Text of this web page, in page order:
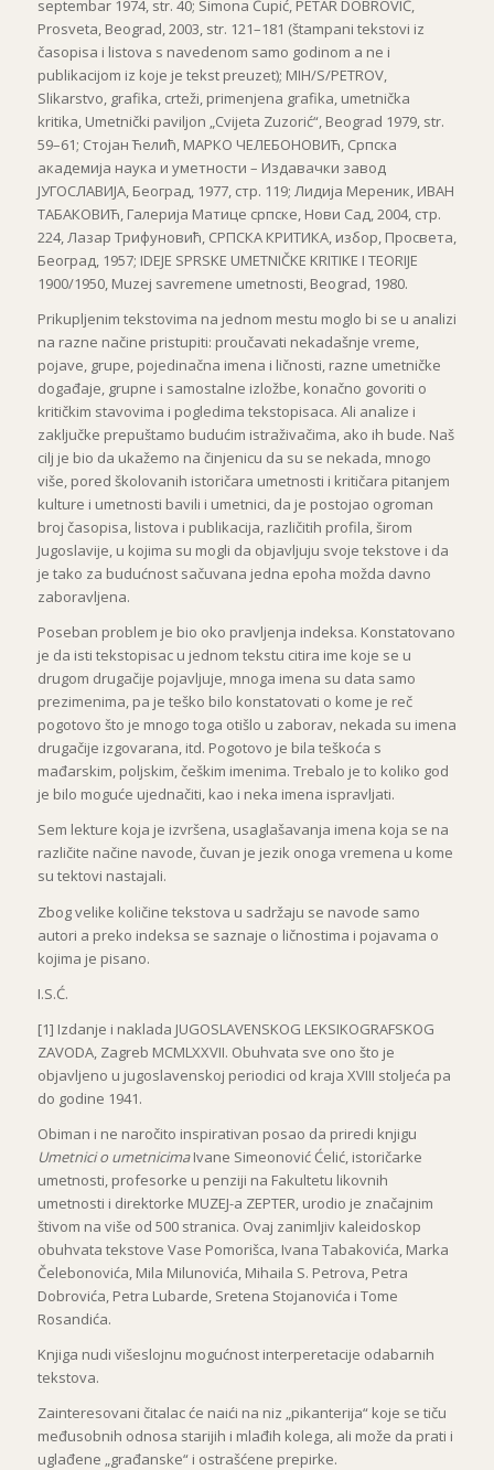
septembar 1974, str. 40; Simona Čupić, PETAR DOBROVIĆ,
Prosveta, Beograd, 2003, str. 121–181 (štampani tekstovi iz
časopisa i listova s navedenom samo godinom a ne i
publikacijom iz koje je tekst preuzet); MIH/S/PETROV,
Slikarstvo, grafika, crteži, primenjena grafika, umetnička
kritika, Umetnički paviljon „Cvijeta Zuzorić“, Beograd 1979, str.
59–61; Стојан Ћелић, МАРКО ЧЕЛЕБОНОВИЋ, Српска
академија наука и уметности – Издавачки завод
ЈУГОСЛАВИЈА, Београд, 1977, стр. 119; Лидија Мереник, ИВАН
ТАБАКОВИЋ, Галерија Матице српске, Нови Сад, 2004, стр.
224, Лазар Трифуновић, СРПСКА КРИТИКА, избор, Просвета,
Београд, 1957; IDEJE SPRSKE UMETNIČKE KRITIKE I TEORIJE
1900/1950, Muzej savremene umetnosti, Beograd, 1980.
Prikupljenim tekstovima na jednom mestu moglo bi se u analizi
na razne načine pristupiti: proučavati nekadašnje vreme,
pojave, grupe, pojedinačna imena i ličnosti, razne umetničke
događaje, grupne i samostalne izložbe, konačno govoriti o
kritičkim stavovima i pogledima tekstopisaca. Ali analize i
zaključke prepuštamo budućim istraživačima, ako ih bude. Naš
cilj je bio da ukažemo na činjenicu da su se nekada, mnogo
više, pored školovanih istoričara umetnosti i kritičara pitanjem
kulture i umetnosti bavili i umetnici, da je postojao ogroman
broj časopisa, listova i publikacija, različitih profila, širom
Jugoslavije, u kojima su mogli da objavljuju svoje tekstove i da
je tako za budućnost sačuvana jedna epoha možda davno
zaboravljena.
Poseban problem je bio oko pravljenja indeksa. Konstatovano
je da isti tekstopisac u jednom tekstu citira ime koje se u
drugom drugačije pojavljuje, mnoga imena su data samo
prezimenima, pa je teško bilo konstatovati o kome je reč
pogotovo što je mnogo toga otišlo u zaborav, nekada su imena
drugačije izgovarana, itd. Pogotovo je bila teškoća s
mađarskim, poljskim, češkim imenima. Trebalo je to koliko god
je bilo moguće ujednačiti, kao i neka imena ispravljati.
Sem lekture koja je izvršena, usaglašavanja imena koja se na
različite načine navode, čuvan je jezik onoga vremena u kome
su tektovi nastajali.
Zbog velike količine tekstova u sadržaju se navode samo
autori a preko indeksa se saznaje o ličnostima i pojavama o
kojima je pisano.
I.S.Ć.
[1] Izdanje i naklada JUGOSLAVENSKOG LEKSIKOGRAFSKOG
ZAVODA, Zagreb MCMLXXVII. Obuhvata sve ono što je
objavljeno u jugoslavenskoj periodici od kraja XVIII stoljeća pa
do godine 1941.
Obiman i ne naročito inspirativan posao da priredi knjigu
Umetnici o umetnicimaIvane Simeonović Ćelić, istoričarke
umetnosti, profesorke u penziji na Fakultetu likovnih
umetnosti i direktorke MUZEJ-a ZEPTER, urodio je značajnim
štivom na više od 500 stranica. Ovaj zanimljiv kaleidoskop
obuhvata tekstove Vase Pomorišca, Ivana Tabakovića, Marka
Čelebonovića, Mila Milunovića, Mihaila S. Petrova, Petra
Dobrovića, Petra Lubarde, Sretena Stojanovića i Tome
Rosandića.
Knjiga nudi višeslojnu mogućnost interperetacije odabarnih
tekstova.
Zainteresovani čitalac će naići na niz „pikanterija“ koje se tiču
međusobnih odnosa starijih i mlađih kolega, ali može da prati i
uglađene „građanske“ i ostrašćene prepirke.